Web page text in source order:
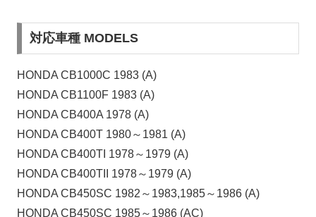
対応車種 MODELS
HONDA CB1000C 1983 (A)
HONDA CB1100F 1983 (A)
HONDA CB400A 1978 (A)
HONDA CB400T 1980～1981 (A)
HONDA CB400TI 1978～1979 (A)
HONDA CB400TII 1978～1979 (A)
HONDA CB450SC 1982～1983,1985～1986 (A)
HONDA CB450SC 1985～1986 (AC)